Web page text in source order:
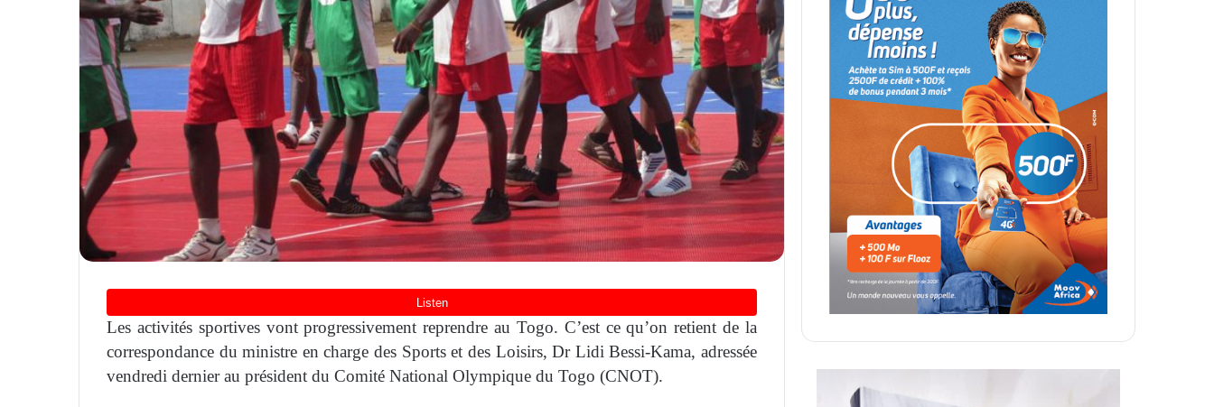
Les activités sportives vont progressivement reprendre au Togo. C’est ce qu’on retient de la
correspondance du ministre en charge des Sports et des Loisirs, Dr Lidi Bessi-Kama, adressée
vendredi dernier au président du Comité National Olympique du Togo (CNOT).